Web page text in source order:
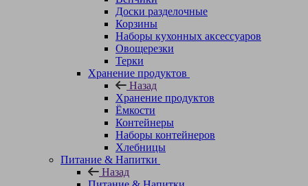
Доски разделочные
Корзины
Наборы кухонных аксессуаров
Овощерезки
Терки
Хранение продуктов
Назад
Хранение продуктов
Ёмкости
Контейнеры
Наборы контейнеров
Хлебницы
Питание & Напитки
Назад